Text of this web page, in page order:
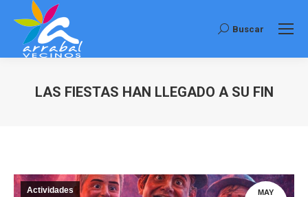
Buscar:
Buscar
LAS FIESTAS HAN LLEGADO A SU FIN
MAY
Actividades